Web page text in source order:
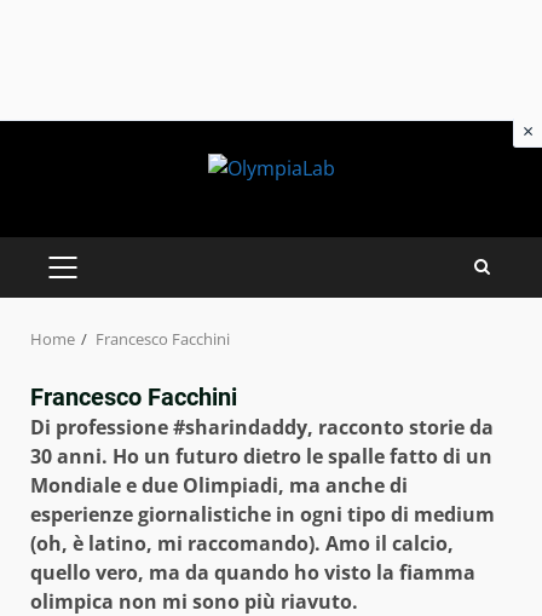
PRIMARY
MENU
Home Francesco Facchini
Francesco Facchini
Di professione #sharindaddy, racconto storie da
30 anni. Ho un futuro dietro le spalle fatto di un
Mondiale e due Olimpiadi, ma anche di
esperienze giornalistiche in ogni tipo di medium
(oh, è latino, mi raccomando). Amo il calcio,
quello vero, ma da quando ho visto la fiamma
olimpica non mi sono più riavuto.
×